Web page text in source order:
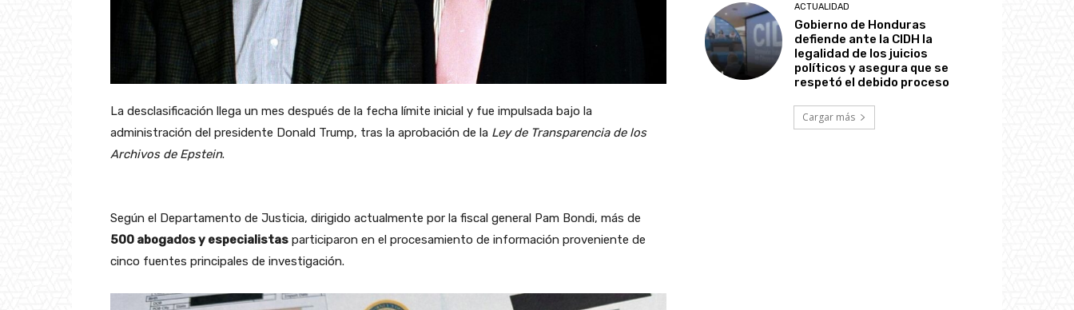
La desclasificación llega un mes después de la fecha límite inicial y fue impulsada bajo la
administración del presidente Donald Trump, tras la aprobación de la Ley de Transparencia de los
Archivos de Epstein.
Según el Departamento de Justicia, dirigido actualmente por la fiscal general Pam Bondi, más de
500 abogados y especialistas participaron en el procesamiento de información proveniente de
cinco fuentes principales de investigación.
ACTUALIDAD
Gobierno de Honduras
defiende ante la CIDH la
legalidad de los juicios
políticos y asegura que se
respetó el debido proceso
Cargar más